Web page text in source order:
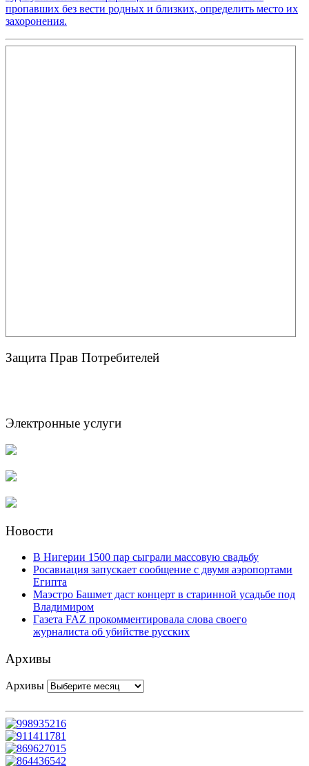
Защита Прав Потребителей
Электронные услуги
Новости
В Нигерии 1500 пар сыграли массовую свадьбу
Росавиация запускает сообщение с двумя аэропортами
Египта
Маэстро Башмет даст концерт в старинной усадьбе под
Владимиром
Газета FAZ прокомментировала слова своего
журналиста об убийстве русских
Архивы
Архивы